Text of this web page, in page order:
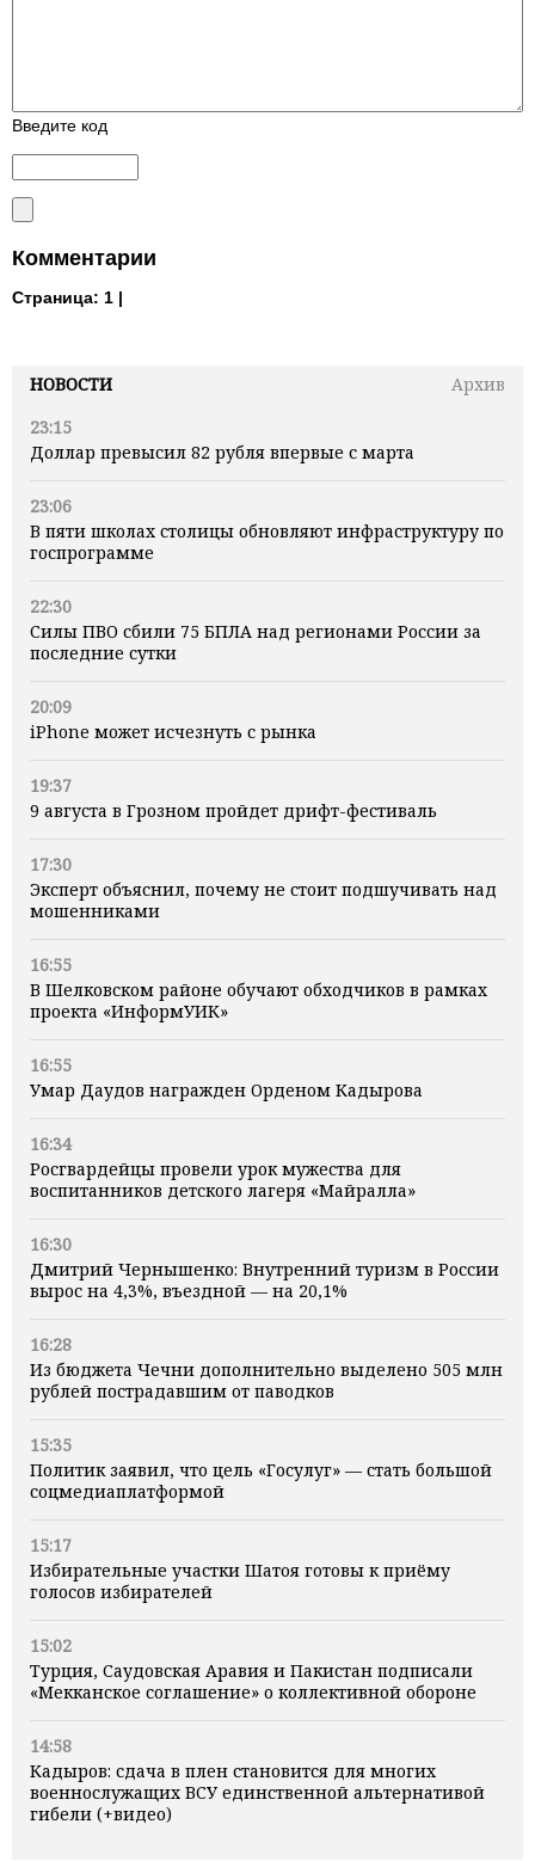
НОВОСТИ
Архив
23:15
Доллар превысил 82 рубля впервые с марта
23:06
В пяти школах столицы обновляют инфраструктуру по
госпрограмме
22:30
Силы ПВО сбили 75 БПЛА над регионами России за
последние сутки
20:09
iPhone может исчезнуть с рынка
19:37
9 августа в Грозном пройдет дрифт-фестиваль
17:30
Эксперт объяснил, почему не стоит подшучивать над
мошенниками
16:55
В Шелковском районе обучают обходчиков в рамках
проекта «ИнформУИК»
16:55
Умар Даудов награжден Орденом Кадырова
16:34
Росгвардейцы провели урок мужества для
воспитанников детского лагеря «Майралла»
16:30
Дмитрий Чернышенко: Внутренний туризм в России
вырос на 4,3%, въездной — на 20,1%
16:28
Из бюджета Чечни дополнительно выделено 505 млн
рублей пострадавшим от паводков
15:35
Политик заявил, что цель «Госулуг» — стать большой
соцмедиаплатформой
15:17
Избирательные участки Шатоя готовы к приёму
голосов избирателей
15:02
Турция, Саудовская Аравия и Пакистан подписали
«Мекканское соглашение» о коллективной обороне
14:58
Кадыров: сдача в плен становится для многих
военнослужащих ВСУ единственной альтернативой
гибели (+видео)
Введите код
Комментарии
Страница: 1 |